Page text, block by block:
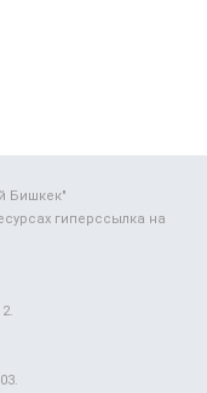
Бишкек"
гиперссылка на